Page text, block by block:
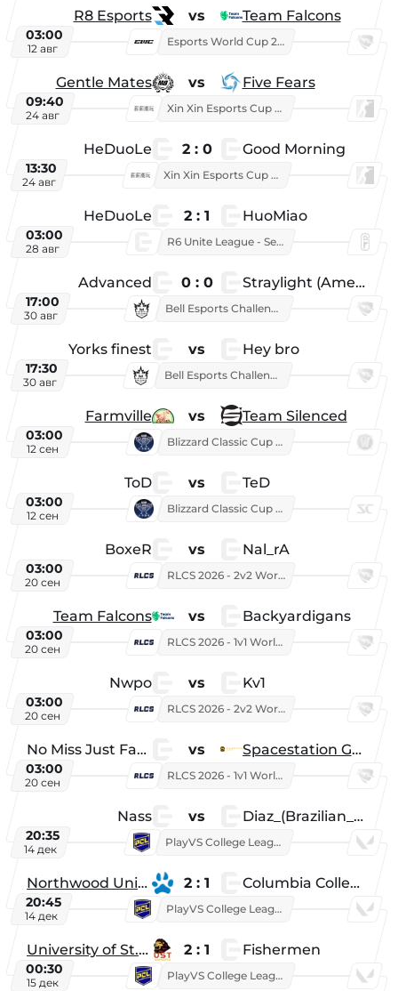
R8 Esports vs Team Falcons
03:00
12 авг
Esports World Cup 2026
Gentle Mates vs Five Fears
09:40
24 авг
Xin Xin Esports Cup 2025
HeDuoLe 2 : 0 Good Morning
13:30
24 авг
Xin Xin Esports Cup 2026
HeDuoLe 2 : 1 HuoMiao
03:00
28 авг
R6 Unite League - Season 1
Advanced 0 : 0 Straylight (American team)
17:00
30 авг
Bell Esports Challenge 2026
Yorks finest vs Hey bro
17:30
30 авг
Bell Esports Challenge 2026
Farmville vs Team Silenced
03:00
12 сен
Blizzard Classic Cup 2026
ToD vs TeD
03:00
12 сен
Blizzard Classic Cup 2026
BoxeR vs Nal_rA
03:00
20 сен
RLCS 2026 - 2v2 World Championship
Team Falcons vs Backyardigans
03:00
20 сен
RLCS 2026 - 1v1 World Championship
Nwpo vs Kv1
03:00
20 сен
RLCS 2026 - 2v2 World Championship
No Miss Just Fake vs Spacestation Gaming
03:00
20 сен
RLCS 2026 - 1v1 World Championship
Nass vs Diaz_(Brazilian_Player)
20:35
14 дек
PlayVS College League 2025: Fall
Northwood University 2 : 1 Columbia College
20:45
14 дек
PlayVS College League 2025: Fall
University of St. Thomas 2 : 1 Fishermen
00:30
15 дек
PlayVS College League 2025: Fall